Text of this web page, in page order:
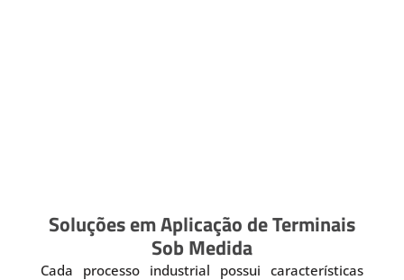
Soluções em Aplicação de Terminais
Sob Medida
Cada processo industrial possui características